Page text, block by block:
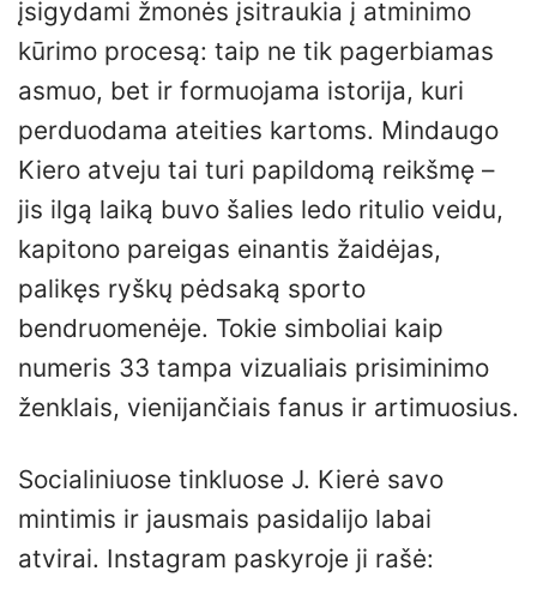
įsigydami žmonės įsitraukia į atminimo
kūrimo procesą: taip ne tik pagerbiamas
asmuo, bet ir formuojama istorija, kuri
perduodama ateities kartoms. Mindaugo
Kiero atveju tai turi papildomą reikšmę –
jis ilgą laiką buvo šalies ledo ritulio veidu,
kapitono pareigas einantis žaidėjas,
palikęs ryškų pėdsaką sporto
bendruomenėje. Tokie simboliai kaip
numeris 33 tampa vizualiais prisiminimo
ženklais, vienijančiais fanus ir artimuosius.
Socialiniuose tinkluose J. Kierė savo
mintimis ir jausmais pasidalijo labai
atvirai. Instagram paskyroje ji rašė: